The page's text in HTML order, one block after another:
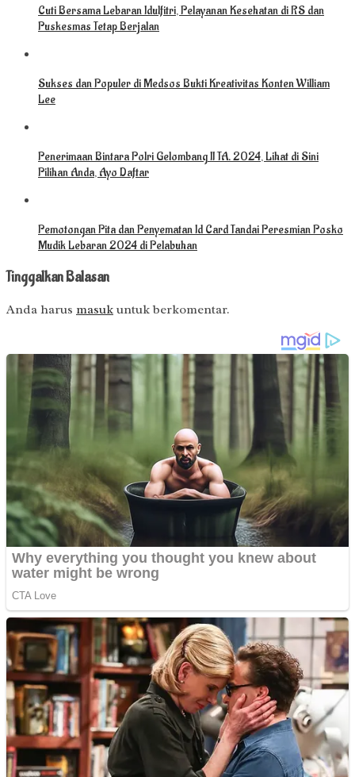
Cuti Bersama Lebaran Idulfitri, Pelayanan Kesehatan di RS dan
Puskesmas Tetap Berjalan
Sukses dan Populer di Medsos Bukti Kreativitas Konten William
Lee
Penerimaan Bintara Polri Gelombang II TA. 2024, Lihat di Sini
Pilihan Anda, Ayo Daftar
Pemotongan Pita dan Penyematan Id Card Tandai Peresmian Posko
Mudik Lebaran 2024 di Pelabuhan
Tinggalkan Balasan
Anda harus masuk untuk berkomentar.